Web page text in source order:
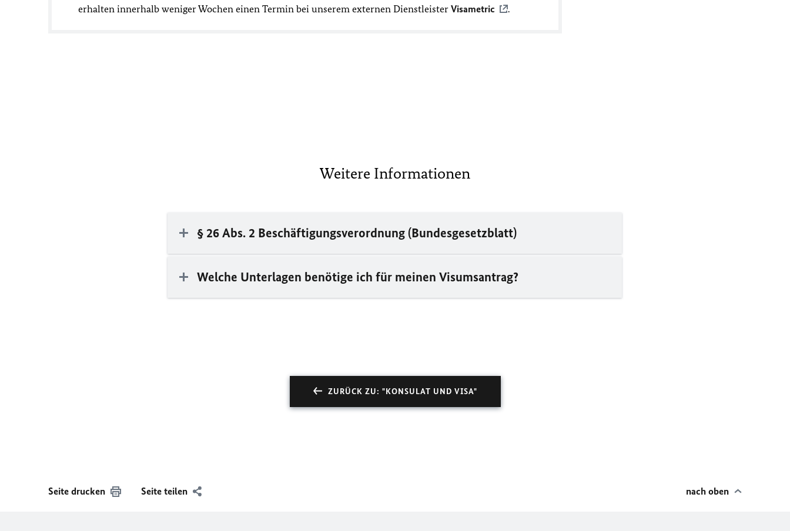
erhalten innerhalb weniger Wochen einen Termin bei unserem externen Dienstleister Visametric .
Weitere Informationen
§ 26 Abs. 2 Beschäftigungsverordnung (Bundesgesetzblatt)
Welche Unterlagen benötige ich für meinen Visumsantrag?
ZURÜCK ZU: "KONSULAT UND VISA"
Seite drucken Seite teilen nach oben